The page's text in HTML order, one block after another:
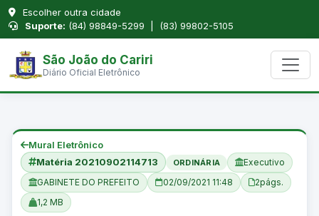
Escolher outra cidade
Suporte: (84) 98849-5299 | (83) 99802-5105
São João do Cariri
Diário Oficial Eletrônico
Mural Eletrônico
Matéria 20210902114713
ORDINÁRIA
Executivo
GABINETE DO PREFEITO
02/09/2021 11:48 2págs.
1,2 MB